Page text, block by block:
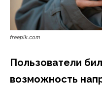
freepik.com
Пользователи
возможность